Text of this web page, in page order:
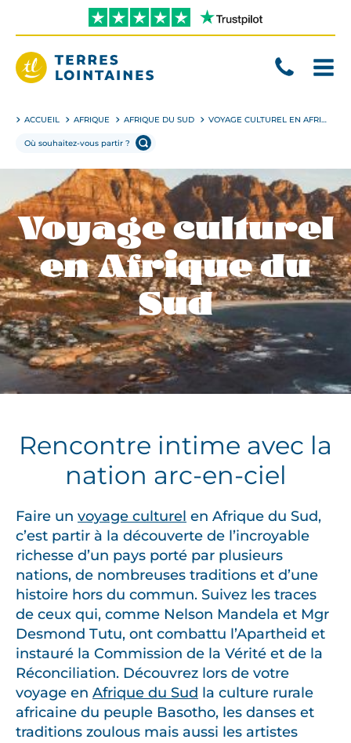
directement
contenu
ACCUEIL AFRIQUE AFRIQUE DU SUD VOYAGE CULTUREL EN AFRIQUE DU SUD
Voyage culturel
en Afrique du
Sud
Rencontre intime avec la
nation arc-en-ciel
Faire un voyage culturel en Afrique du Sud,
c’est partir à la découverte de l’incroyable
richesse d’un pays porté par plusieurs
nations, de nombreuses traditions et d’une
histoire hors du commun. Suivez les traces
de ceux qui, comme Nelson Mandela et Mgr
Desmond Tutu, ont combattu l’Apartheid et
instauré la Commission de la Vérité et de la
Réconciliation. Découvrez lors de votre
voyage en Afrique du Sud la culture rurale
africaine du peuple Basotho, les danses et
traditions zoulous mais aussi les artistes